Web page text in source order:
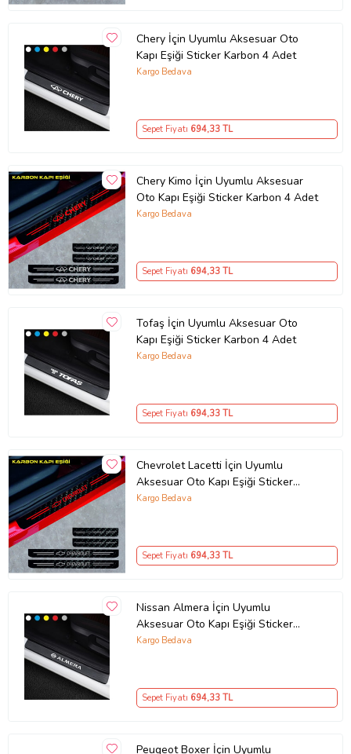
Chery İçin Uyumlu Aksesuar Oto
Kapı Eşiği Sticker Karbon 4 Adet
Kargo Bedava
Sepet Fiyatı 694,33 TL
Chery Kimo İçin Uyumlu Aksesuar
Oto Kapı Eşiği Sticker Karbon 4 Adet
Kargo Bedava
Sepet Fiyatı 694,33 TL
Tofaş İçin Uyumlu Aksesuar Oto
Kapı Eşiği Sticker Karbon 4 Adet
Kargo Bedava
Sepet Fiyatı 694,33 TL
Chevrolet Lacetti İçin Uyumlu
Aksesuar Oto Kapı Eşiği Sticker
Karbon 4 Adet
Kargo Bedava
Sepet Fiyatı 694,33 TL
Nissan Almera İçin Uyumlu
Aksesuar Oto Kapı Eşiği Sticker
Karbon 4 Adet
Kargo Bedava
Sepet Fiyatı 694,33 TL
Peugeot Boxer İçin Uyumlu